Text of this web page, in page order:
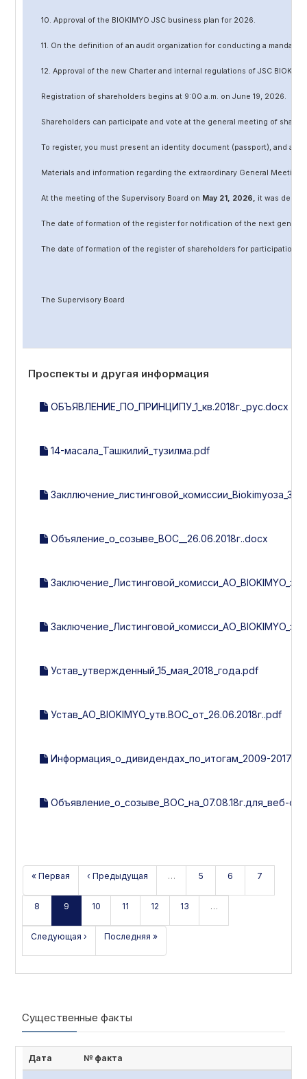
10. Approval of the BIOKIMYO JSC business plan for 2026.
11. On the definition of an audit organization for conducting a
12. Approval of the new Charter and internal regulations of JSC
Registration of shareholders begins at 9:00 a.m. on June 19, 2026.
Shareholders can participate and vote at the general meeting of
To register, you must present an identity document (passport), and a
Materials and information regarding the extraordinary General
At the meeting of the Supervisory Board on May21, 2026, it was
The date of formation of the register for notification of the next
The date of formation of the register of shareholders for participation
The Supervisory Board
Проспекты и другая информация
ОБЪЯВЛЕНИЕ_ПО_ПРИНЦИПУ_1_кв.2018г._рус.docx
14-масала_Ташкилий_тузилма.pdf
Объяление_о_созыве_ВОС__26.06.2018г..docx
Устав_утвержденный_15_мая_2018_года.pdf
Устав_АО_BIOKIMYO_утв.ВОС_от_26.06.2018г..pdf
Информация_о_дивидендах_по_итогам_2009-
Объявление_о_созыве_ВОС_на_07.08.18г.для_веб-
« Первая ‹ Предыдущая … 5 6 7
8 9 10 11 12 13 …
Следующая › Последняя »
Существенные факты
Дата № факта